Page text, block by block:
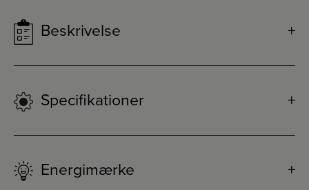
Beskrivelse
Specifikationer
Energimærke